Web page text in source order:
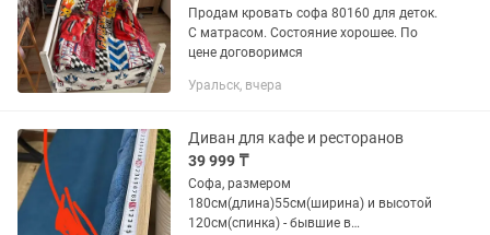
Продам кровать софа 80160 для деток.
С матрасом. Состояние хорошее. По
цене договоримся
Уральск, вчера
Диван для кафе и ресторанов
39 999 ₸
Софа, размером
180см(длина)55см(ширина) и высотой
120см(спинка) - бывшие в